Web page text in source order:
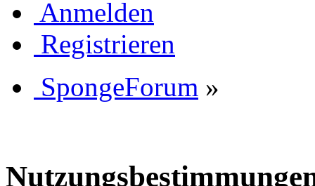
Anmelden
Registrieren
SpongeForum »